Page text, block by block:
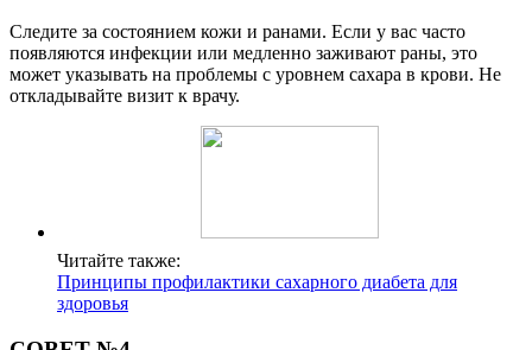
Следите за состоянием кожи и ранами. Если у вас часто
появляются инфекции или медленно заживают раны, это
может указывать на проблемы с уровнем сахара в крови. Не
откладывайте визит к врачу.
Читайте также:
Принципы профилактики сахарного диабета для
здоровья